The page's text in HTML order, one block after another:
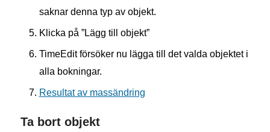
saknar denna typ av objekt.
Klicka på ”Lägg till objekt”
TimeEdit försöker nu lägga till det valda objektet i
alla bokningar.
Resultat av massändring
Ta bort objekt